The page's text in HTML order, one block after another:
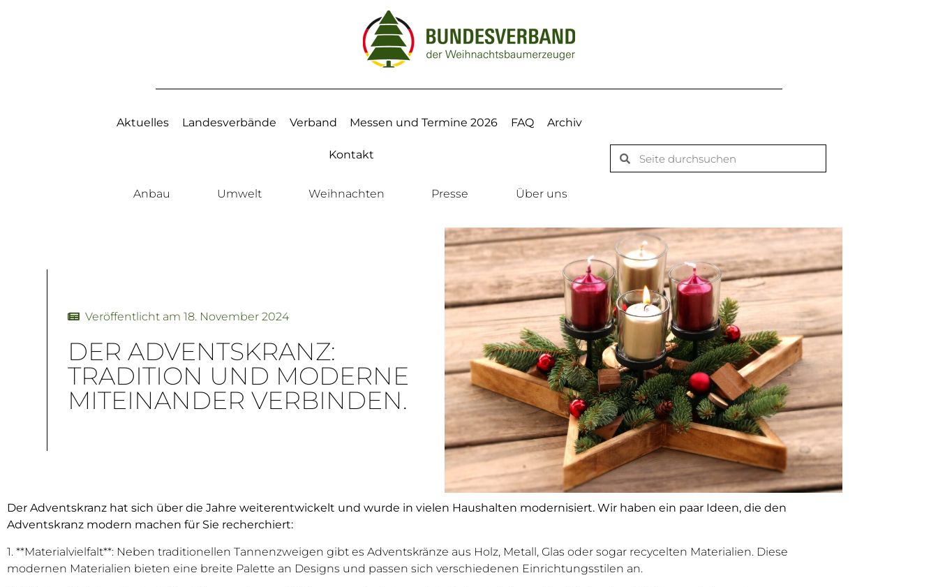
Aktuelles Landesverbände Verband Messen und Termine 2026 FAQ Archiv
Kontakt
Anbau Umwelt Weihnachten Presse Über uns
Veröffentlicht am 18. November 2024
DER ADVENTSKRANZ:
TRADITION UND MODERNE
MITEINANDER VERBINDEN.
Der Adventskranz hat sich über die Jahre weiterentwickelt und wurde in vielen Haushalten modernisiert. Wir haben ein paar Ideen, die den
Adventskranz modern machen für Sie recherchiert:
1. **Materialvielfalt**: Neben traditionellen Tannenzweigen gibt es Adventskränze aus Holz, Metall, Glas oder sogar recycelten Materialien. Diese
modernen Materialien bieten eine breite Palette an Designs und passen sich verschiedenen Einrichtungsstilen an.